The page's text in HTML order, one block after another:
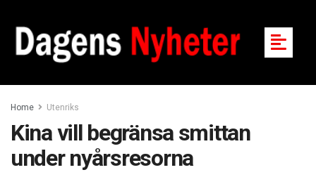
Home Utenriks
Kina vill begränsa smittan
under nyårsresorna